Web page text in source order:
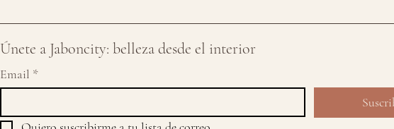
Únete a Jaboncity: belleza desde el interior
Email *